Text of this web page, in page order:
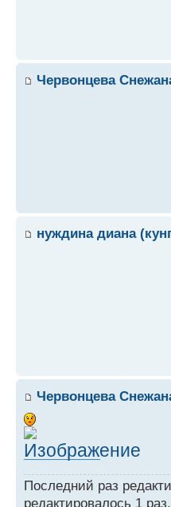
Червонцева
нуждина диана
Червонцева
Последний раз
редактировалось 1 раз.